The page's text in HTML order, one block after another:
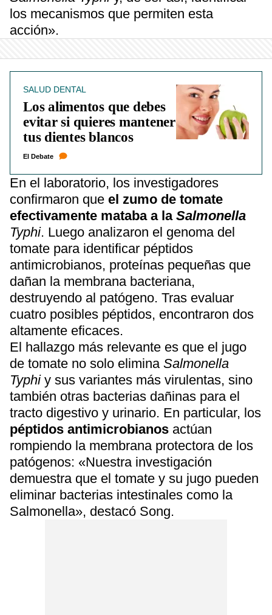
los mecanismos que permiten esta
acción».
SALUD DENTAL
Los alimentos que debes
evitar si quieres mantener
tus dientes blancos
El Debate
En el laboratorio, los investigadores
confirmaron que el zumo de tomate
efectivamente mataba a la Salmonella
Typhi. Luego analizaron el genoma del
tomate para identificar péptidos
antimicrobianos, proteínas pequeñas que
dañan la membrana bacteriana,
destruyendo al patógeno. Tras evaluar
cuatro posibles péptidos, encontraron dos
altamente eficaces.
El hallazgo más relevante es que el jugo
de tomate no solo elimina Salmonella
Typhi y sus variantes más virulentas, sino
también otras bacterias dañinas para el
tracto digestivo y urinario. En particular, los
péptidos antimicrobianos actúan
rompiendo la membrana protectora de los
patógenos: «Nuestra investigación
demuestra que el tomate y su jugo pueden
eliminar bacterias intestinales como la
Salmonella», destacó Song.